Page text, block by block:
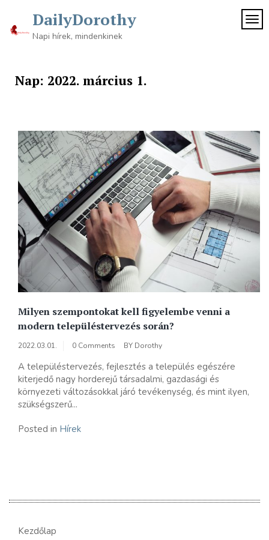
content
DailyDorothy
Napi hírek, mindenkinek
Nap: 2022. március 1.
Milyen szempontokat kell figyelembe venni a
modern településtervezés során?
2022.03.01. 0 Comments BY Dorothy
A településtervezés, fejlesztés a település egészére
kiterjedő nagy horderejű társadalmi, gazdasági és
környezeti változásokkal járó tevékenység, és mint ilyen,
szükségszerű...
Posted in Hírek
Kezdőlap